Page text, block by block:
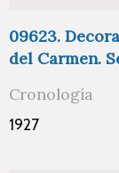
09623.
del Carmen.
Cronología
1927